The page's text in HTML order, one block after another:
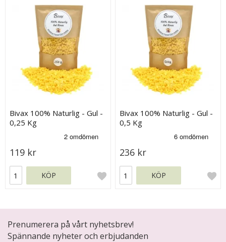
Bivax 100% Naturlig - Gul -
0,25 Kg
119 kr
KÖP
Bivax 100% Naturlig - Gul -
0,5 Kg
236 kr
KÖP
Prenumerera på vårt nyhetsbrev!
Spännande nyheter och erbjudanden